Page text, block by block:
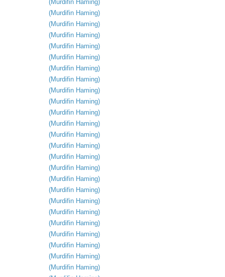
(Murdifin Haming)
(Murdifin Haming)
(Murdifin Haming)
(Murdifin Haming)
(Murdifin Haming)
(Murdifin Haming)
(Murdifin Haming)
(Murdifin Haming)
(Murdifin Haming)
(Murdifin Haming)
(Murdifin Haming)
(Murdifin Haming)
(Murdifin Haming)
(Murdifin Haming)
(Murdifin Haming)
(Murdifin Haming)
(Murdifin Haming)
(Murdifin Haming)
(Murdifin Haming)
(Murdifin Haming)
(Murdifin Haming)
(Murdifin Haming)
(Murdifin Haming)
(Murdifin Haming)
(Murdifin Haming)